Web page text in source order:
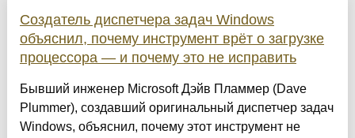
Создатель диспетчера задач Windows
объяснил, почему инструмент врёт о загрузке
процессора — и почему это не исправить
Бывший инженер Microsoft Дэйв Пламмер (Dave
Plummer), создавший оригинальный диспетчер задач
Windows, объяснил, почему этот инструмент не